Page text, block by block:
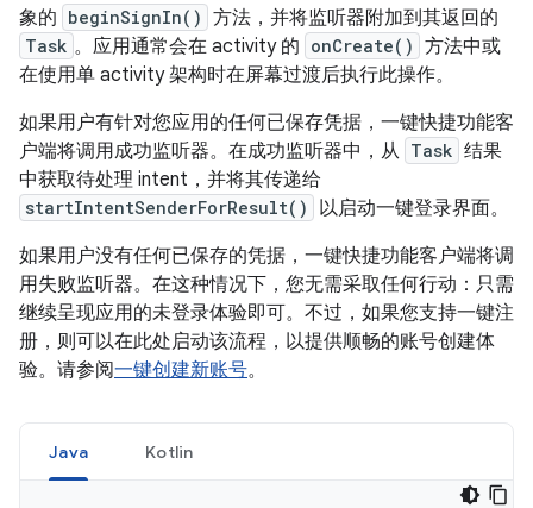
象的 beginSignIn() 方法，并将监听器附加到其返回的
Task 。应用通常会在 activity 的 onCreate() 方法中或
在使用单 activity 架构时在屏幕过渡后执行此操作。
如果用户有针对您应用的任何已保存凭据，一键快捷功能客
户端将调用成功监听器。在成功监听器中，从 Task 结果
中获取待处理 intent，并将其传递给
startIntentSenderForResult()
以启动一键登录界面。
如果用户没有任何已保存的凭据，一键快捷功能客户端将调
用失败监听器。在这种情况下，您无需采取任何行动：只需
继续呈现应用的未登录体验即可。不过，如果您支持一键注
册，则可以在此处启动该流程，以提供顺畅的账号创建体
验。请参阅一键创建新账号。
Java Kotlin